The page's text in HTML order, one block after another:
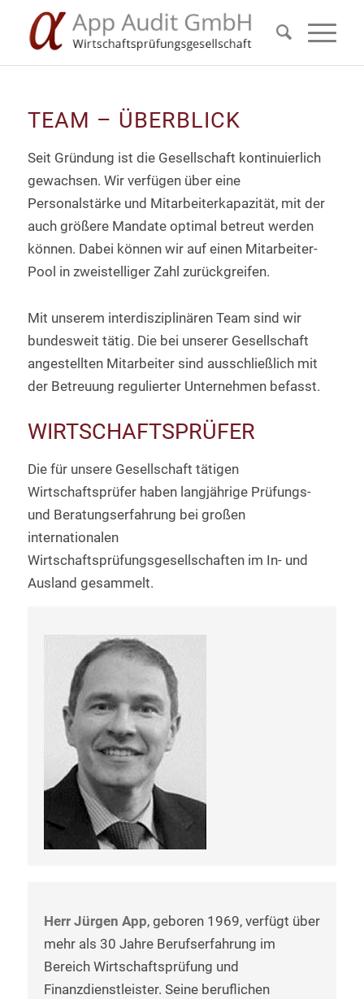
TEAM – ÜBERBLICK
Seit Gründung ist die Gesellschaft kontinuierlich
gewachsen. Wir verfügen über eine
Personalstärke und Mitarbeiterkapazität, mit der
auch größere Mandate optimal betreut werden
können. Dabei können wir auf einen Mitarbeiter-
Pool in zweistelliger Zahl zurückgreifen.
Mit unserem interdisziplinären Team sind wir
bundesweit tätig. Die bei unserer Gesellschaft
angestellten Mitarbeiter sind ausschließlich mit
der Betreuung regulierter Unternehmen befasst.
WIRTSCHAFTSPRÜFER
Die für unsere Gesellschaft tätigen
Wirtschaftsprüfer haben langjährige Prüfungs-
und Beratungserfahrung bei großen
internationalen
Wirtschaftsprüfungsgesellschaften im In- und
Ausland gesammelt.
Herr Jürgen App, geboren 1969, verfügt über
mehr als 30 Jahre Berufserfahrung im
Bereich Wirtschaftsprüfung und
Finanzdienstleister. Seine beruflichen